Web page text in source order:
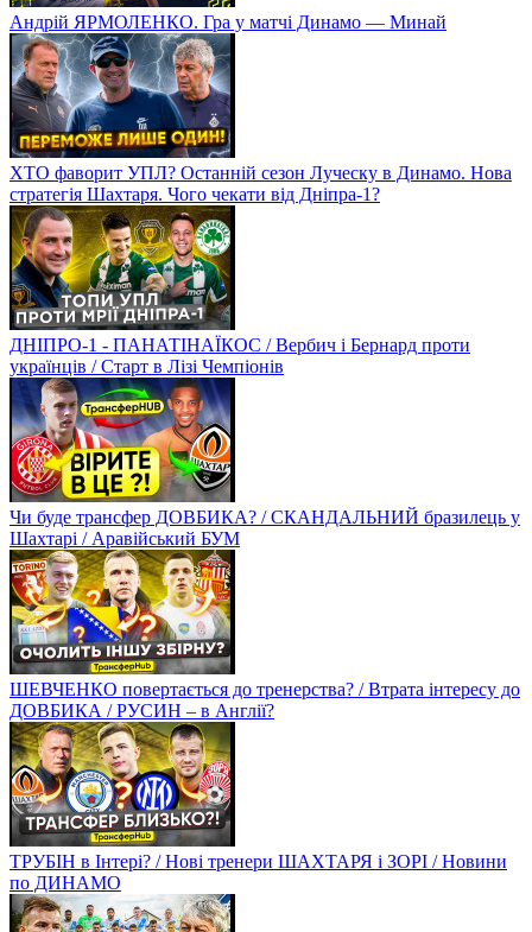
Андрій ЯРМОЛЕНКО. Гра у матчі Динамо — Минай
ХТО фаворит УПЛ? Останній сезон Луческу в Динамо. Нова
стратегія Шахтаря. Чого чекати від Дніпра-1?
ДНІПРО-1 - ПАНАТІНАЇКОС / Вербич і Бернард проти
українців / Старт в Лізі Чемпіонів
Чи буде трансфер ДОВБИКА? / СКАНДАЛЬНИЙ бразилець у
Шахтарі / Аравійський БУМ
ШЕВЧЕНКО повертається до тренерства? / Втрата інтересу до
ДОВБИКА / РУСИН – в Англії?
ТРУБІН в Інтері? / Нові тренери ШАХТАРЯ і ЗОРІ / Новини
по ДИНАМО